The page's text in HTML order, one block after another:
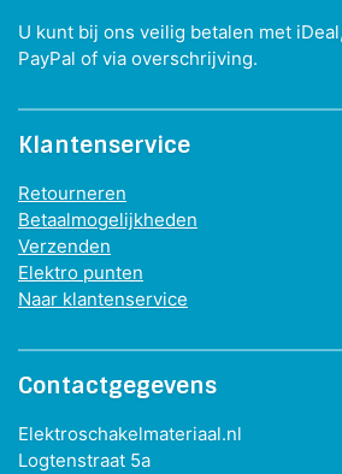
U kunt bij ons veilig betalen met
PayPal of via overschrijving.
Klantenservice
Retourneren
Betaalmogelijkheden
Verzenden
Elektro punten
Naar klantenservice
Contactgegevens
Elektroschakelmateriaal.nl
Logtenstraat 5a